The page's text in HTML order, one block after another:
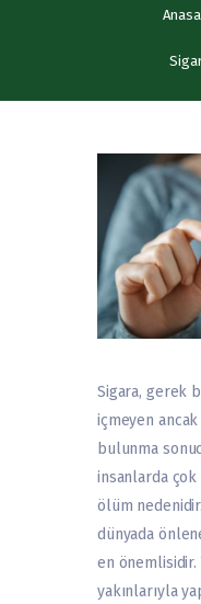
Sigara, gerek
içmeyen
bulunma
insanlarda
ölüm
dünyada
en önemlisidir.
yakınlarıyla